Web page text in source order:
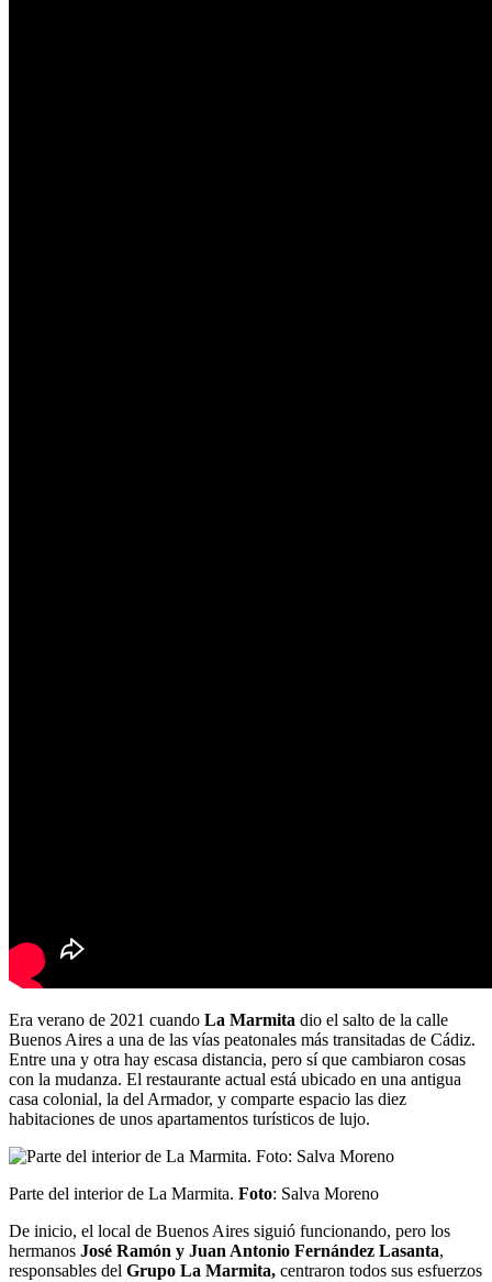
Era verano de 2021 cuando La Marmita dio el salto de la calle
Buenos Aires a una de las vías peatonales más transitadas de Cádiz.
Entre una y otra hay escasa distancia, pero sí que cambiaron cosas
con la mudanza. El restaurante actual está ubicado en una antigua
casa colonial, la del Armador, y comparte espacio las diez
habitaciones de unos apartamentos turísticos de lujo.
Parte del interior de La Marmita. Foto: Salva Moreno
De inicio, el local de Buenos Aires siguió funcionando, pero los
hermanos José Ramón y Juan Antonio Fernández Lasanta,
responsables del Grupo La Marmita, centraron todos sus esfuerzos